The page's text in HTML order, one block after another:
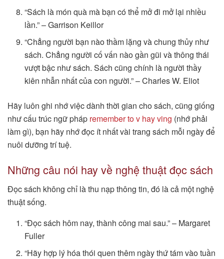
“Sách là món quà mà bạn có thể mở đi mở lại nhiều
lần.” – Garrison Keillor
“Chẳng người bạn nào thầm lặng và chung thủy như
sách. Chẳng người cố vấn nào gần gũi và thông thái
vượt bậc như sách. Sách cũng chính là người thầy
kiên nhẫn nhất của con người.” – Charles W. Eliot
Hãy luôn ghi nhớ việc dành thời gian cho sách, cũng giống
như cấu trúc ngữ pháp remember to v hay ving (nhớ phải
làm gì), bạn hãy nhớ đọc ít nhất vài trang sách mỗi ngày để
nuôi dưỡng trí tuệ.
Những câu nói hay về nghệ thuật đọc sách
Đọc sách không chỉ là thu nạp thông tin, đó là cả một nghệ
thuật sống.
“Đọc sách hôm nay, thành công mai sau.” – Margaret
Fuller
“Hãy hợp lý hóa thói quen thêm ngày thứ tám vào tuần